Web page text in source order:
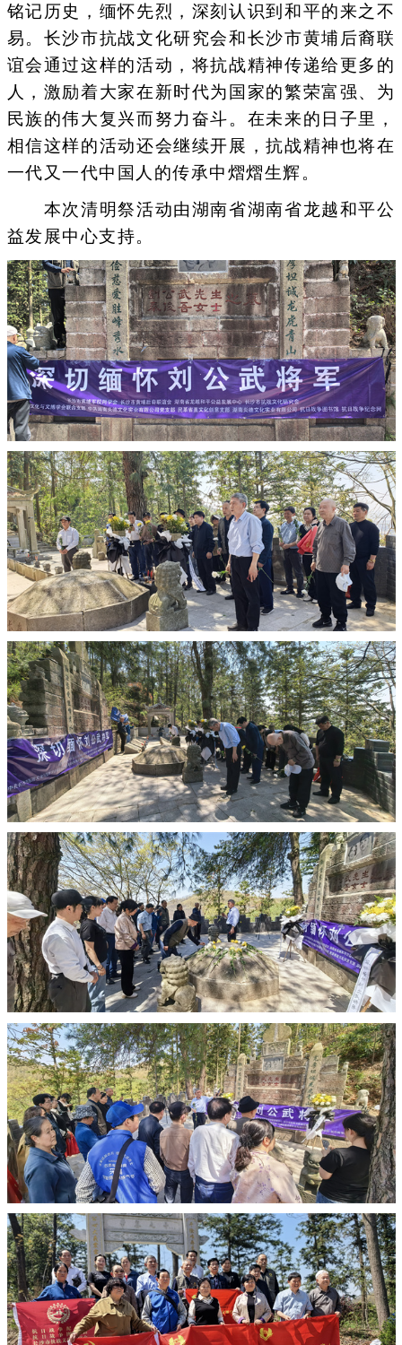
铭记历史，缅怀先烈，深刻认识到和平的来之不
易。长沙市抗战文化研究会和长沙市黄埔后裔联
谊会通过这样的活动，将抗战精神传递给更多的
人，激励着大家在新时代为国家的繁荣富强、为
民族的伟大复兴而努力奋斗。在未来的日子里，
相信这样的活动还会继续开展，抗战精神也将在
一代又一代中国人的传承中熠熠生辉。
本次清明祭活动由湖南省湖南省龙越和平公
益发展中心支持。